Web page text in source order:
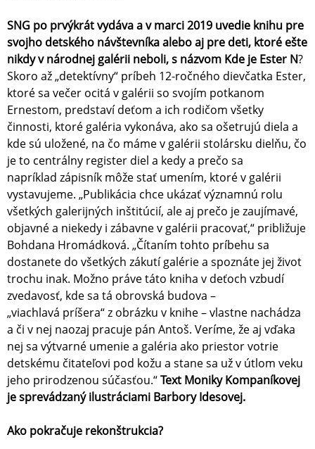
SNG po prvýkrát vydáva a v marci 2019 uvedie knihu pre
svojho detského návštevníka alebo aj pre deti, ktoré ešte
nikdy v národnej galérii neboli, s názvom Kde je Ester N?
Skoro až „detektívny“ príbeh 12-ročného dievčatka Ester,
ktoré sa večer ocitá v galérii so svojím potkanom
Ernestom, predstaví deťom a ich rodičom všetky
činnosti, ktoré galéria vykonáva, ako sa ošetrujú diela a
kde sú uložené, na čo máme v galérii stolársku dielňu, čo
je to centrálny register diel a kedy a prečo sa
napríklad zápisník môže stať umením, ktoré v galérii
vystavujeme. „Publikácia chce ukázať významnú rolu
všetkých galerijných inštitúcií, ale aj prečo je zaujímavé,
objavné a niekedy i zábavne v galérii pracovať,“ približuje
Bohdana Hromádková. „Čítaním tohto príbehu sa
dostanete do všetkých zákutí galérie a spoznáte jej život
trochu inak. Možno práve táto kniha v deťoch vzbudí
zvedavosť, kde sa tá obrovská budova –
„viachlavá príšera“ z obrázku v knihe – vlastne nachádza
a či v nej naozaj pracuje pán Antoš. Veríme, že aj vďaka
nej sa výtvarné umenie a galéria ako priestor votrie
detskému čitateľovi pod kožu a stane sa už v útlom veku
jeho prirodzenou súčasťou.“Text Moniky Kompaníkovej
je sprevádzaný ilustráciami Barbory Idesovej.
Ako pokračuje rekonštrukcia?